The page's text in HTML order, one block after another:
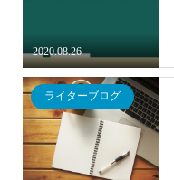
2020.08.26
ライターブログ